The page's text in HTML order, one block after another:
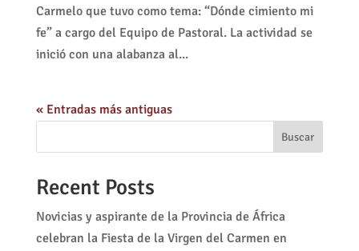
Carmelo que tuvo como tema: “Dónde cimiento mi
fe” a cargo del Equipo de Pastoral. La actividad se
inició con una alabanza al...
« Entradas más antiguas
Buscar
Recent Posts
Novicias y aspirante de la Provincia de África
celebran la Fiesta de la Virgen del Carmen en